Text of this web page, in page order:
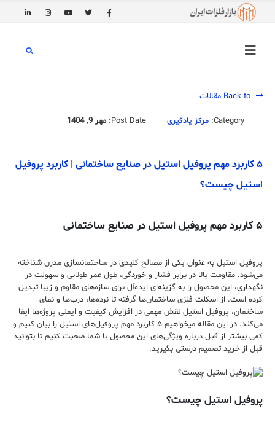
Category: مرکز یادگیری Post Date: مهر 9, 1404
۵ کاربرد مهم پروفیل استیل در صنایع ساختمانی | کاربرد پروفیل
استیل چیست؟
۵ کاربرد مهم پروفیل استیل در صنایع ساختمانی
پروفیل استیل به‌ عنوان یکی از مصالح کلیدی در ساختمانسازی مدرن شناخته
می‌شود. مقاومت بالا در برابر فشار و خوردگی، طول عمر طولانی و سهولت در
نگهداری، این محصول را به گزینه‌ای ایده‌آل برای سازه‌های مقاوم و زیبا تبدیل
کرده است. از اسکلت فلزی ساختمان‌ها گرفته تا نرده‌ها، درب‌ها و نمای
ساختمان، پروفیل استیل نقش مهمی در افزایش کیفیت و ایمنی پروژه‌ها ایفا
می‌کند. در این مقاله میخواهیم ۵ کاربرد مهم پروفیل‌های استیل را بیان کنیم و
کمی بیشتر از قبل درباره ویژگی‌های این محصول با شما صحبت کنیم تا بتوانید
قبل از خرید تصمیم درستی بگیرید.
پروفیل استیل چیست؟